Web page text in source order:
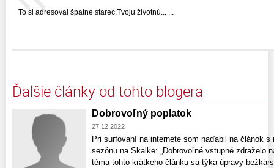
To si adresoval špatne starec.Tvoju životnú... ...
Ďalšie články od tohto blogera
Dobrovoľný poplatok
27.12.2022
Pri surfovaní na internete som naďabil na článok s
sezónu na Skalke: „Dobrovoľné vstupné zdraželo
téma tohto krátkeho článku sa týka úpravy